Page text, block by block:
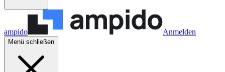
ampido Anmelden
Menü schließen